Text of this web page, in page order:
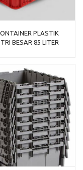
PLASTIK
BESAR 85 LITER